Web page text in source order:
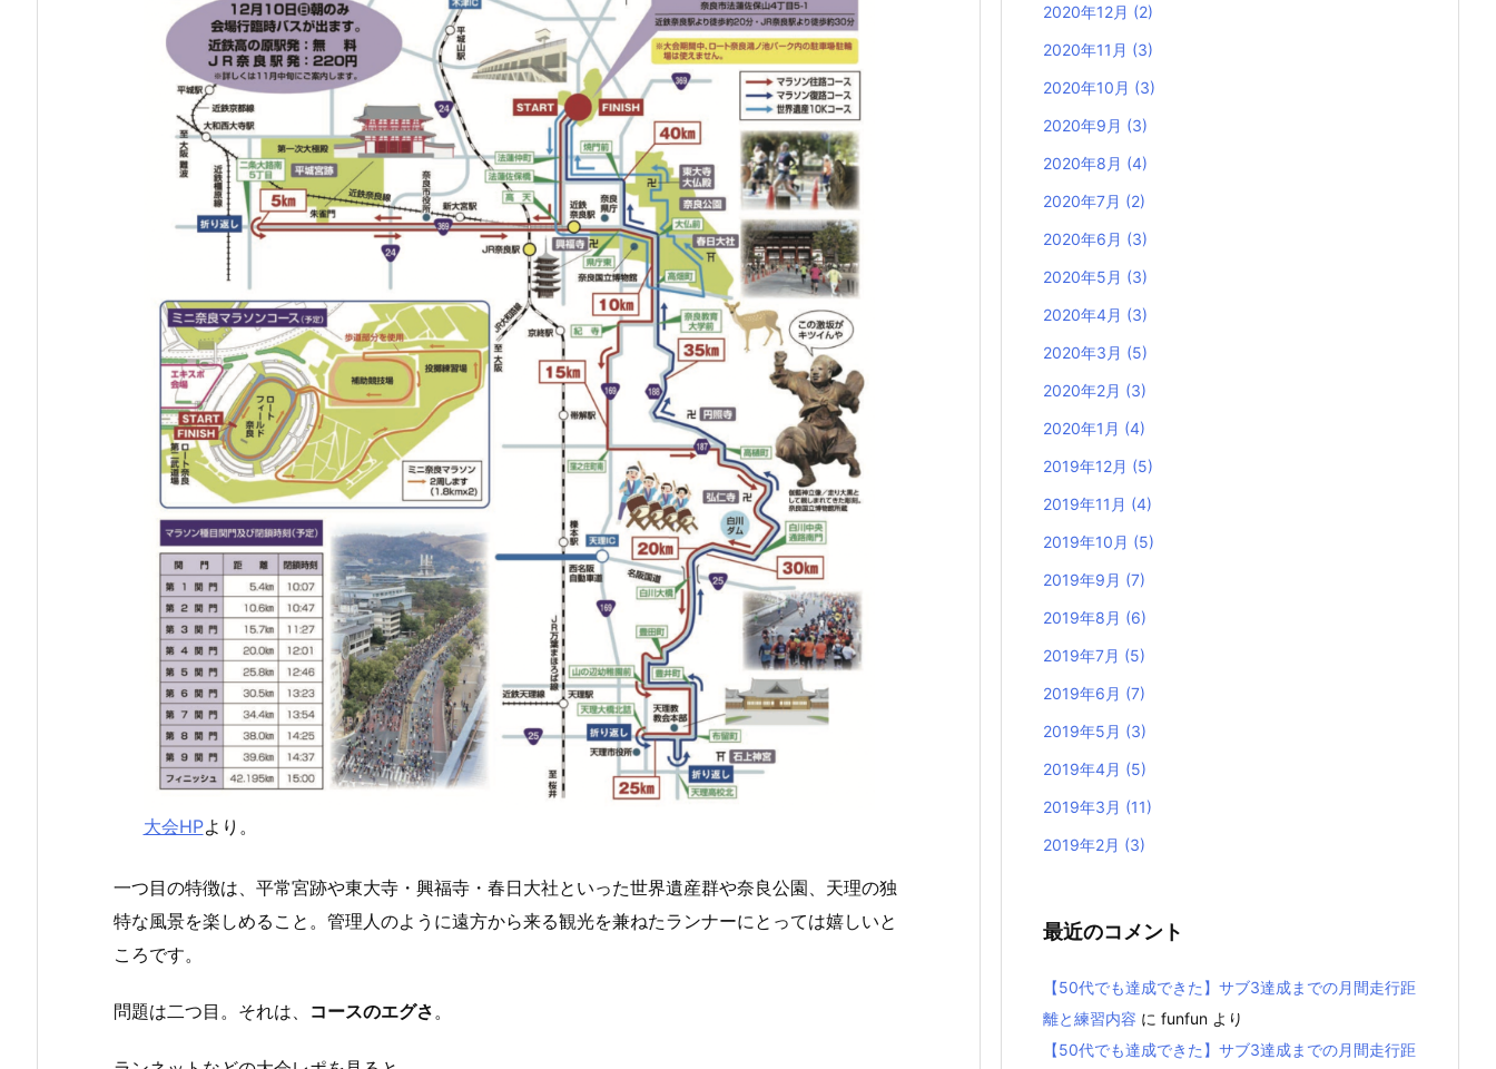
大会HPより。
一つ目の特徴は、平常宮跡や東大寺・興福寺・春日大社といった世界遺産群や奈良公園、天理の独
特な風景を楽しめること。管理人のように遠方から来る観光を兼ねたランナーにとっては嬉しいと
ころです。
問題は二つ目。それは、 コースのエグさ。
2020年12月 (2)
2020年11月 (3)
2020年10月 (3)
2020年9月 (3)
2020年8月 (4)
2020年7月 (2)
2020年6月 (3)
2020年5月 (3)
2020年4月 (3)
2020年3月 (5)
2020年2月 (3)
2020年1月 (4)
2019年12月 (5)
2019年11月 (4)
2019年10月 (5)
2019年9月 (7)
2019年8月 (6)
2019年7月 (5)
2019年6月 (7)
2019年5月 (3)
2019年4月 (5)
2019年3月 (11)
2019年2月 (3)
最近のコメント
【50代でも達成できた】サブ3達成までの月間走行距
離と練習内容 に funfun より
【50代でも達成できた】サブ3達成までの月間走行距